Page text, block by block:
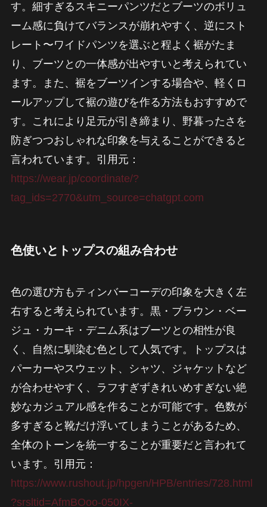
す。細すぎるスキニーパンツだとブーツのボリュ
ーム感に負けてバランスが崩れやすく、逆にスト
レート〜ワイドパンツを選ぶと程よく裾がたま
り、ブーツとの一体感が出やすいと考えられてい
ます。また、裾をブーツインする場合や、軽くロ
ールアップして裾の遊びを作る方法もおすすめで
す。これにより足元が引き締まり、野暮ったさを
防ぎつつおしゃれな印象を与えることができると
言われています。引用元：
https://wear.jp/coordinate/?
tag_ids=2770&utm_source=chatgpt.com
色使いとトップスの組み合わせ
色の選び方もティンバーコーデの印象を大きく左
右すると考えられています。黒・ブラウン・ベー
ジュ・カーキ・デニム系はブーツとの相性が良
く、自然に馴染む色として人気です。トップスは
パーカーやスウェット、シャツ、ジャケットなど
が合わせやすく、ラフすぎずきれいめすぎない絶
妙なカジュアル感を作ることが可能です。色数が
多すぎると靴だけ浮いてしまうことがあるため、
全体のトーンを統一することが重要だと言われて
います。引用元：
https://www.rushout.jp/hpgen/HPB/entries/728.html
?srsltid=AfmBOoo-050IX-